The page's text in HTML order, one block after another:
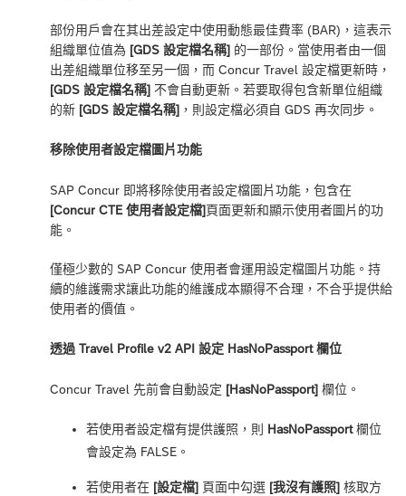
部份用戶會在其出差設定中使用動態最佳費率 (BAR)，這表示
組織單位值為 [GDS 設定檔名稱] 的一部份。當使用者由一個
出差組織單位移至另一個，而 Concur Travel 設定檔更新時，
[GDS 設定檔名稱] 不會自動更新。若要取得包含新單位組織
的新 [GDS 設定檔名稱] ，則設定檔必須自 GDS 再次同步。
移除使用者設定檔圖片功能
SAP Concur 即將移除使用者設定檔圖片功能，包含在
[Concur CTE 使用者設定檔]頁面更新和顯示使用者圖片的功
能。
僅極少數的 SAP Concur 使用者會運用設定檔圖片功能。持
續的維護需求讓此功能的維護成本顯得不合理，不合乎提供給
使用者的價值。
透過 Travel Profile v2 API 設定 HasNoPassport 欄位
Concur Travel 先前會自動設定 [HasNoPassport] 欄位。
若使用者設定檔有提供護照，則 HasNoPassport欄位
會設定為 FALSE。
若使用者在 [設定檔] 頁面中勾選 [我沒有護照] 核取方